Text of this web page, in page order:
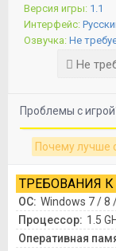
Версия игры: 1.1
Интерфейс:
Озвучка: Не
Не
Проблемы с
Почему лучше
ТРЕБОВАНИЯ
ОС: Windows 7 / 8
Процессор: 1.5
Оперативная